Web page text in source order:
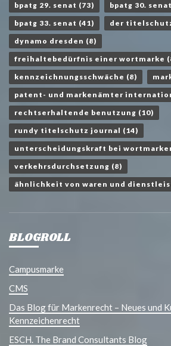
bpatg 29. senat (73) bpatg 30. senat
bpatg 33. senat (41) der
dynamo dresden (8)
freihaltebedürfnis einer wortmarke
kennzeichnungsschwäche (8)
patent- und markenämter
rechtserhaltende benutzung (10)
rundy titelschutz journal (14)
unterscheidungskraft bei
verkehrsdurchsetzung (8)
ähnlichkeit von waren und
BLOGROLL
Campusmarke
CMS
Das Blog für Markenrecht – Neues und
Kennzeichenrecht
ESCH. The Brand Consultants Blog